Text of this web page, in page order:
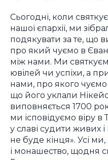
Сьогодні, коли
нашої єпархії, ми
подякувати за те, що
про який чуємо в
між нами. Ми
ювілей чи успіхи, а
нами, про якого чуємо
що його уклали
виповняється 1700
ми ісповідуємо віру в
у славі судити живих
не буде кінця». Усі
і монашество, щодня